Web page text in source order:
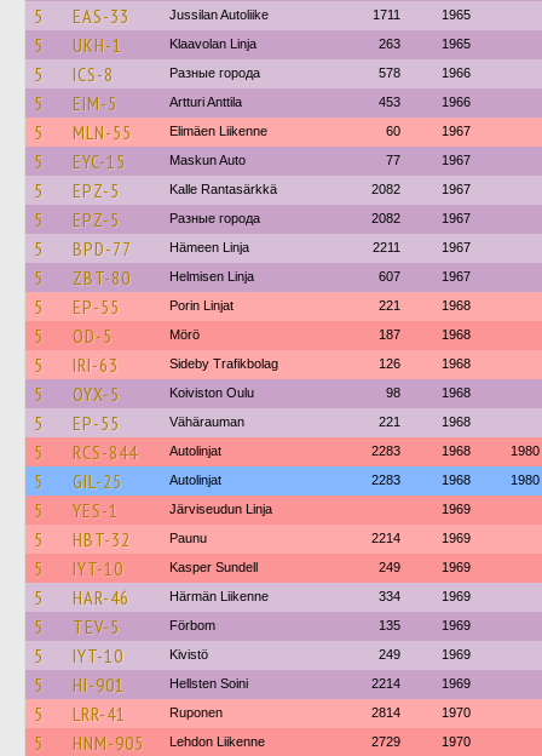
5 EAS-33 Jussilan Autoliike 1711 1965
5 UKH-1 Klaavolan Linja 263 1965
5 ICS-8 Разные города 578 1966
5 EIM-5 Artturi Anttila 453 1966
5 MLN-55 Elimäen Liikenne 60 1967
5 EYC-15 Maskun Auto 77 1967
5 EPZ-5 Kalle Rantasärkkä 2082 1967
5 EPZ-5 Разные города 2082 1967
5 BPD-77 Hämeen Linja 2211 1967
5 ZBT-80 Helmisen Linja 607 1967
5 EP-55 Porin Linjat 221 1968
5 OD-5 Mörö 187 1968
5 IRI-63 Sideby Trafikbolag 126 1968
5 OYX-5 Koiviston Oulu 98 1968
5 EP-55 Vähärauman 221 1968
5 RCS-844 Autolinjat 2283 1968 1980
5 GIL-25 Autolinjat 2283 1968 1980
5 YES-1 Järviseudun Linja 1969
5 HBT-32 Paunu 2214 1969
5 IYT-10 Kasper Sundell 249 1969
5 HAR-46 Härmän Liikenne 334 1969
5 TEV-5 Förbom 135 1969
5 IYT-10 Kivistö 249 1969
5 HI-901 Hellsten Soini 2214 1969
5 LRR-41 Ruponen 2814 1970
5 HNM-905 Lehdon Liikenne 2729 1970